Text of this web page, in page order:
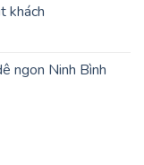
khách
ngon Ninh Bình